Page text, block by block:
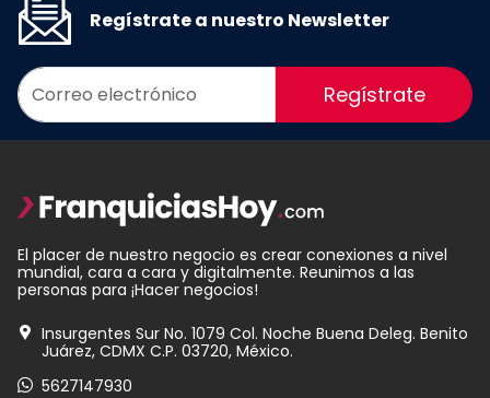
Regístrate a nuestro Newsletter
Regístrate
El placer de nuestro negocio es crear conexiones a nivel
mundial, cara a cara y digitalmente. Reunimos a las
personas para ¡Hacer negocios!
Insurgentes Sur No. 1079 Col. Noche Buena Deleg. Benito
Juárez, CDMX C.P. 03720, México.
5627147930